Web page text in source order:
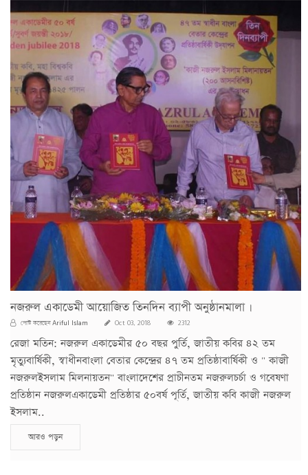
নজরুল একাডেমী আয়োজিত তিনদিন ব্যাপী অনুষ্ঠানমালা ।
পোস্ট করেছেনAriful Islam Oct 03, 2018 2312
রেজা মতিন: নজরুল একাডেমীর ৫০ বছর পুর্তি, জাতীয় কবির ৪২ তম
মৃত্যুবার্ষিকী, স্বাধীনবাংলা বেতার কেন্দ্রের ৪৭ তম প্রতিষ্ঠাবার্ষিকী ও " কাজী
নজরুলইসলাম মিলনায়তন" বাংলাদেশের প্রাচীনতম নজরুলচর্চা ও গবেষণা
প্রতিষ্ঠান নজরুলএকাডেমী প্রতিষ্ঠার ৫০বর্ষ পূর্তি, জাতীয় কবি কাজী নজরুল
ইসলাম..
আরও পড়ুন